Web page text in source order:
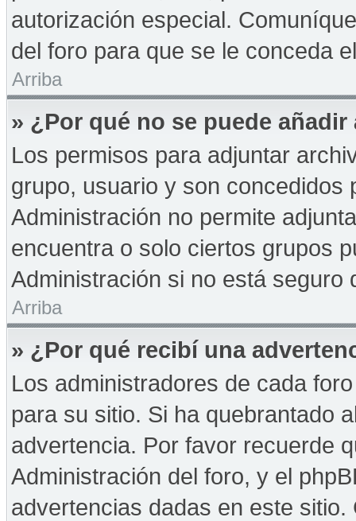
autorización especial.
del foro para que se le conceda
Arriba
» ¿Por qué no se puede
Los permisos para adjuntar
grupo, usuario y son concedidos
Administración no permite
encuentra o solo ciertos grupos
Administración si no está seguro
Arriba
» ¿Por qué recibí una
Los administradores de cada
para su sitio. Si ha quebrantado
advertencia. Por favor recuerde
Administración del foro, y el
advertencias dadas en este